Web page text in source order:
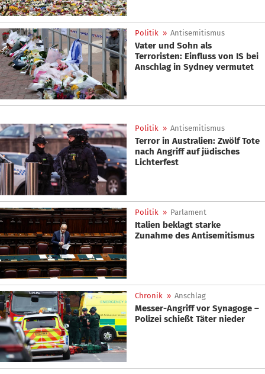
Politik » Antisemitismus
Vater und Sohn als
Terroristen: Einfluss von IS bei
Anschlag in Sydney vermutet
Politik » Antisemitismus
Terror in Australien: Zwölf Tote
nach Angriff auf jüdisches
Lichterfest
Politik » Parlament
Italien beklagt starke
Zunahme des Antisemitismus
Chronik » Anschlag
Messer-Angriff vor Synagoge –
Polizei schießt Täter nieder